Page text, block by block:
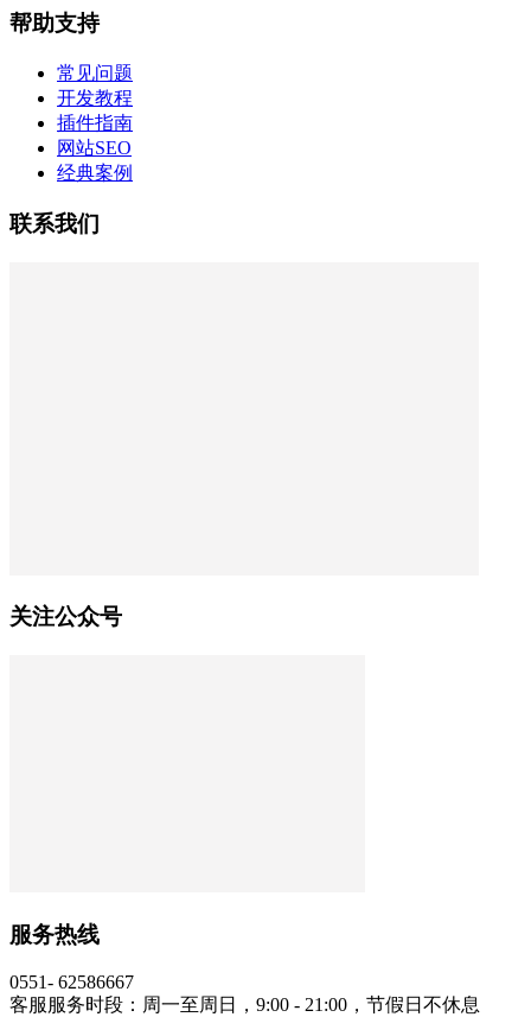
帮助支持
常见问题
开发教程
插件指南
网站SEO
经典案例
联系我们
关注公众号
服务热线
0551- 62586667
客服服务时段：周一至周日，9:00 - 21:00，节假日不休息